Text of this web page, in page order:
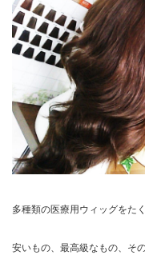
多種類の医療用ウィッグをた
安いもの、最高級なもの、そ